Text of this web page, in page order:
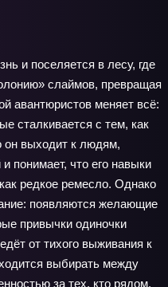
и поселяется в лесу, где
слаймов, превращая
авантюристов меняет всё:
сталкивается с тем, как
он выходит к людям,
понимает, что его навыки
редкое ремесло. Однако
появляются желающие
привычки одиночки
от тихого выживания к
выбирать между
за тех, кто рядом.